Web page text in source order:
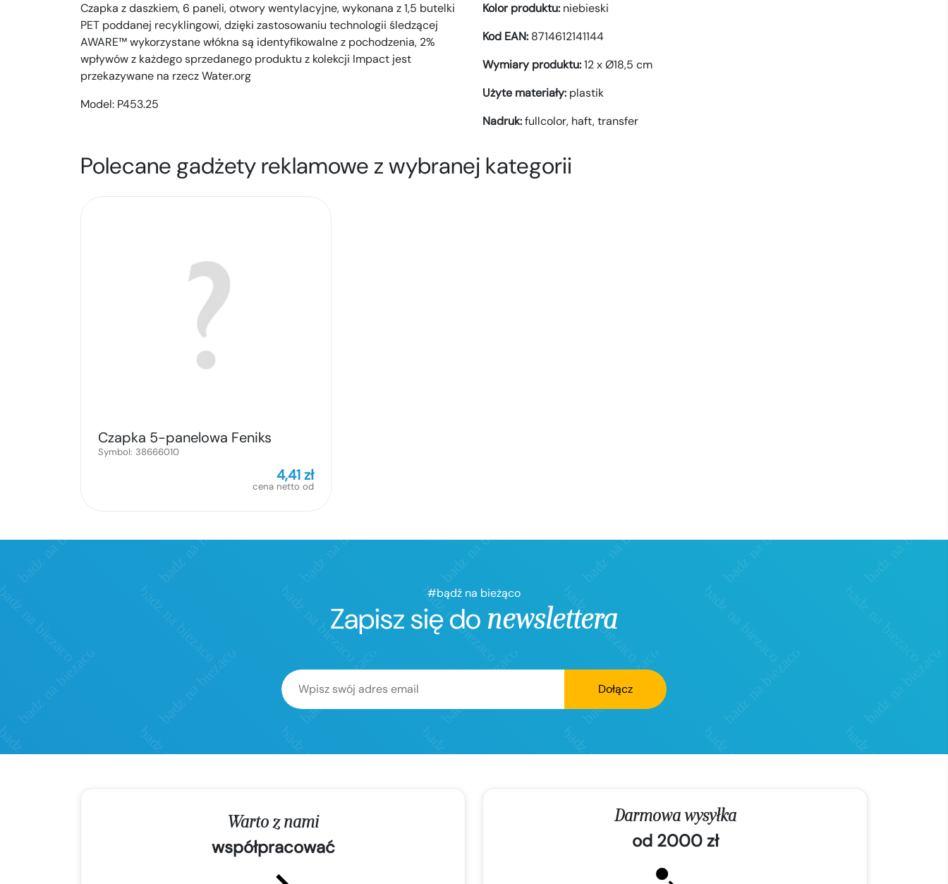
Czapka z daszkiem, 6 paneli, otwory wentylacyjne, wykonana z 1,5 butelki
PET poddanej recyklingowi, dzięki zastosowaniu technologii śledzącej
AWARE™ wykorzystane włókna są identyfikowalne z pochodzenia, 2%
wpływów z każdego sprzedanego produktu z kolekcji Impact jest
przekazywane na rzecz Water.org
Model: P453.25
Kolor produktu: niebieski
Kod EAN: 8714612141144
Wymiary produktu:12 x Ø18,5 cm
Użyte materiały: plastik
Nadruk:fullcolor, haft,transfer
Polecane gadżety reklamowe z wybranej kategorii
Czapka 5-panelowa Feniks
Symbol: 38666010
4,41zł
cena netto od
#bądź na bieżąco
Zapisz się do newslettera
Dołącz
Warto z nami
współpracować
Darmowa wysyłka
od 2000 zł